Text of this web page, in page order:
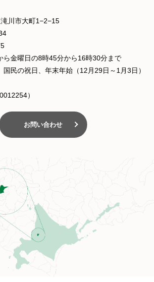
川市大町1−2−15
ら金曜日の8時45分から16時30分まで
国民の祝日、年末年始（12月29日～1月3日）
）
お問い合わせ